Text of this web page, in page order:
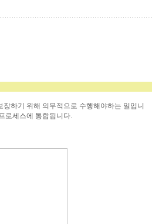
하기 위해 의무적으로 수행해야하는 일입니
로세스에 통합됩니다.